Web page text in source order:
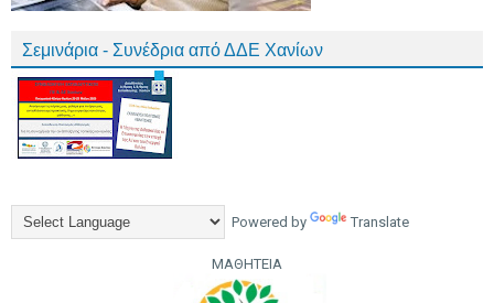
Σεμινάρια - Συνέδρια από ΔΔΕ Χανίων
Powered by Translate
ΜΑΘΗΤΕΙΑ